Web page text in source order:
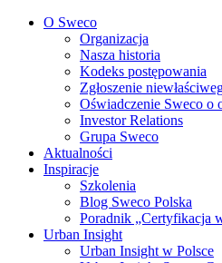
O Sweco
Organizacja
Nasza historia
Kodeks postępowania
Zgłoszenie
Oświadczenie Sweco o
Investor Relations
Grupa Sweco
Aktualności
Inspiracje
Szkolenia
Blog Sweco Polska
Poradnik „Certyfikacja
Urban Insight
Urban Insight w Polsce